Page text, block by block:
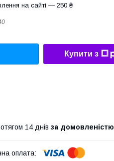
на сайті — 250 ₴
Купити з
14 днів за домовленістю